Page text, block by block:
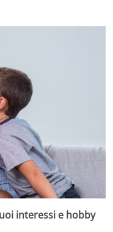
interessi e hobby